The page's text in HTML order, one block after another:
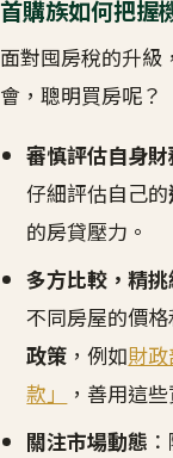
首購族如何把握
面對囤房稅的升級
會，聰明買房呢？
審慎評估自身
仔細評估自己的
的房貸壓力。
多方比較，精
不同房屋的價
政策 ，例如財
款」
，善用這
關注市場動態